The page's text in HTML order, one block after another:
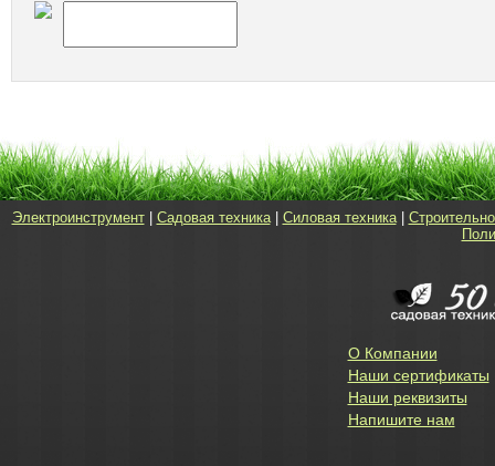
Электроинструмент| Садовая техника| Силовая техника|
О Компании
Наши сертификаты
Наши реквизиты
Напишите нам